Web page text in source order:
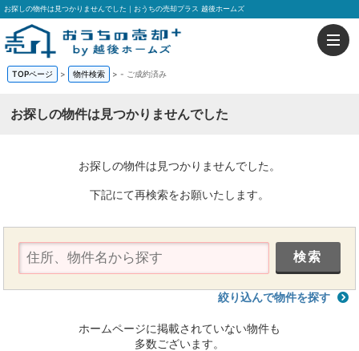
お探しの物件は見つかりませんでした｜おうちの売却プラス 越後ホームズ
TOPページ > 物件検索 > - ご成約済み
お探しの物件は見つかりませんでした
お探しの物件は見つかりませんでした。
下記にて再検索をお願いたします。
絞り込んで物件を探す
ホームページに掲載されていない物件も
多数ございます。